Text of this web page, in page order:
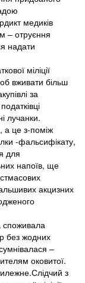
медиків
– отруєння
надати
міліції
вживати більш
за
лучанки.
а це з-поміж
-фальсифікату,
для
напоїв, ще
акцизних
споживала
без жодних
–
оковитої.
з